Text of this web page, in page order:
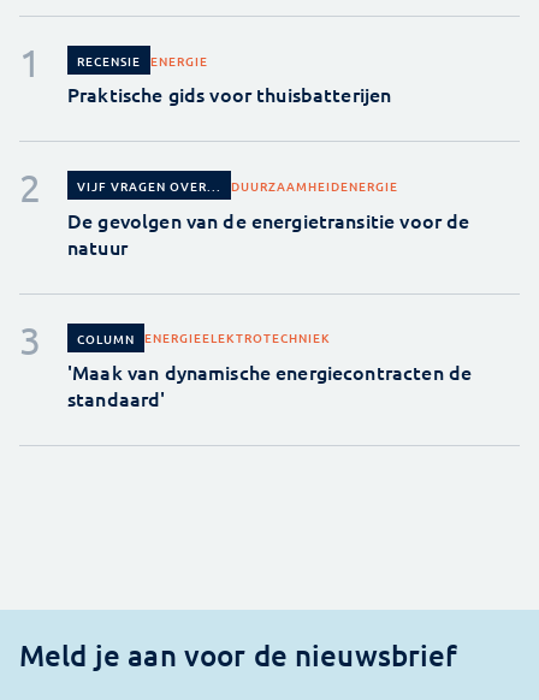
RECENSIE ENERGIE
Praktische gids voor thuisbatterijen
VIJF VRAGEN OVER... DUURZAAMHEIDENERGIE
De gevolgen van de energietransitie voor de
natuur
COLUMN ENERGIEELEKTROTECHNIEK
'Maak van dynamische energiecontracten de
standaard'
Meld je aan voor de nieuwsbrief